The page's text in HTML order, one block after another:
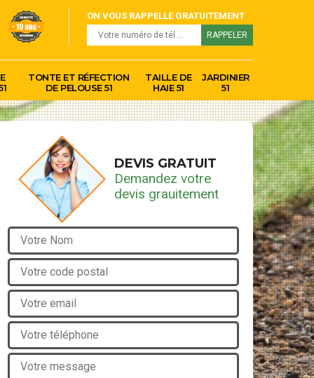
ON VOUS RAPPELLE GRATUITEMENT
TONTE ET RÉFECTION
DE PELOUSE 51
TAILLE DE
HAIE 51
JARDINIER
51
DEVIS GRATUIT
Demandez votre
devis grauitement